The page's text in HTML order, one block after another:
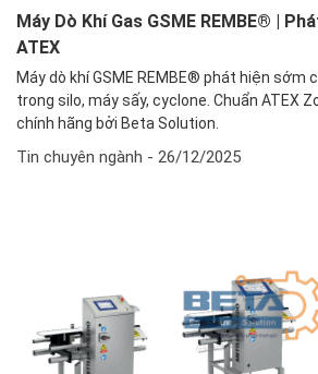
Máy Dò Khí Gas GSME REMBE® |
ATEX
Máy dò khí GSME REMBE® phát hiện sớm
trong silo, máy sấy, cyclone. Chuẩn ATEX
chính hãng bởi Beta Solution.
Tin chuyên ngành - 26/12/2025